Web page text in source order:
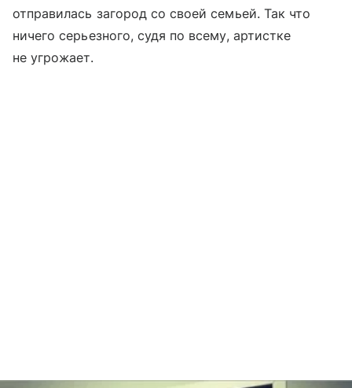
отправилась загород со своей семьей. Так что
ничего серьезного, судя по всему, артистке
не угрожает.